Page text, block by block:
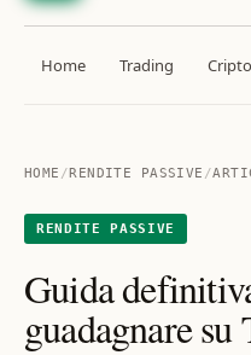
Home Trading
HOME /RENDITE PASSIVE /
RENDITE PASSIVE
Guida
guadagnare